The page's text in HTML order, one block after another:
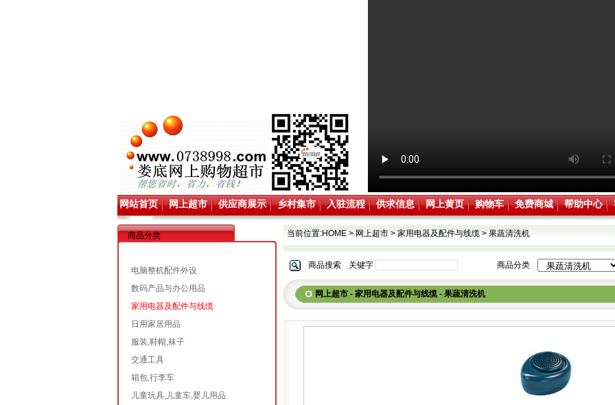
网站首页 网上超市 供应商展示 乡村集市 入驻流程 供求信息 网上黄页 购物车 免费商城 帮助中心
商品分类
电脑整机配件外设
数码产品与办公用品
家用电器及配件与线缆
日用家居用品
服装,鞋帽,袜子
交通工具
箱包,行李车
儿童玩具,儿童车,婴儿用品
当前位置:HOME> 网上超市> 家用电器及配件与线缆> 果蔬清洗机
商品搜索 关键字 商品分类
网上超市 - 家用电器及配件与线缆 - 果蔬清洗机